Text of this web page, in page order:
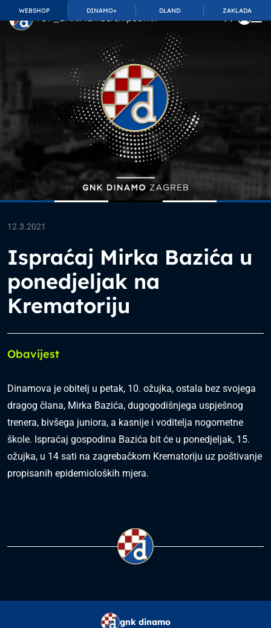
WEBSHOP DINAMO+ DLAND ZAKLADA
TOP_BAR.MembershipSuffix
12.3.2021
Ispraćaj Mirka Bazića u
ponedjeljak na
Krematoriju
Obavijest
Dinamova je obitelj u petak, 10. ožujka, ostala bez svojega
dragog člana, Mirka Bazića, dugogodišnjega uspješnog
trenera, bivšega juniora, a kasnije i voditelja nogometne
škole. Ispraćaj gospodina Bazića bit će u ponedjeljak, 15.
ožujka, u 14 sati na zagrebačkom Krematoriju uz poštivanje
propisanih epidemioloških mjera.
gnk dinamo